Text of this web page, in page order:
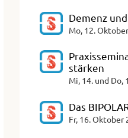
Demenz
Mo, 12.
stärken
Mi, 14. und Do,
Das
Fr, 16. Oktober